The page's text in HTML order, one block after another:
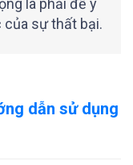
là phải để ý
của sự thất bại.
dẫn sử dụng